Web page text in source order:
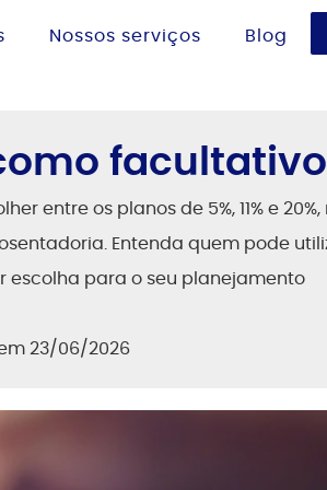
Nossos serviços Blog
entre os planos de 5%, 11% e
Entenda quem pode
para o seu planejamento
23/06/2026